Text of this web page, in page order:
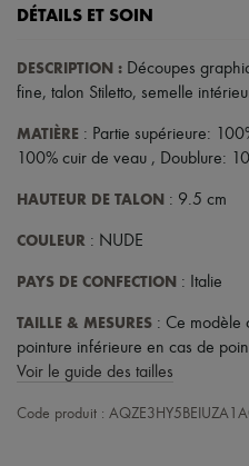
Chapeaux
Tech & Style de vie
Gants
Tous les produits
Boucles d'oreilles
Bracelets
Beauté
Parfums
Maquillage
Soins visage
Soins corps
Soins cheveux
Solaires
DÉTAILS ET SOIN
DESCRIPTION : Découpes
fine, talon Stiletto, semelle
MATIÈRE : Partie supérieure:
100% cuir de veau , Doublure:
HAUTEUR DE TALON : 9.5 cm
COULEUR : NUDE
PAYS DE CONFECTION : Italie
TAILLE & MESURES : Ce modèle
pointure inférieure en cas de
Voir le guide des tailles
Code produit :